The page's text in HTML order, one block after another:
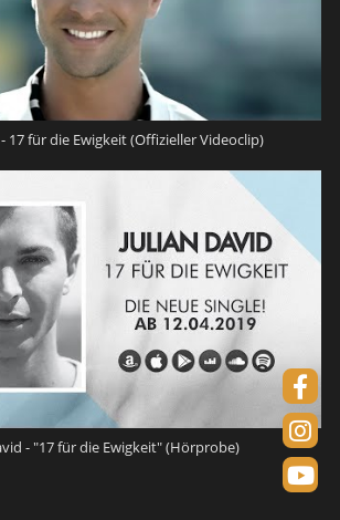
17 für die Ewigkeit (Offizieller Videoclip)
- "17 für die Ewigkeit" (Hörprobe)